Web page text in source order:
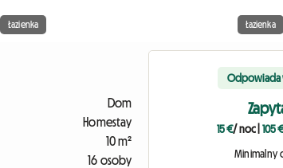
Łazienka Łazienka
Dom
Homestay
10 m²
16 osoby
Odpowiada
15 €/ noc 105
Minimalny